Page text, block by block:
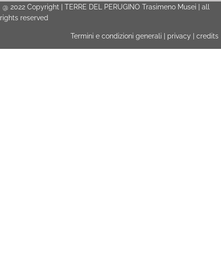
@ 2022 Copyright | TERRE DEL PERUGINO Trasimeno Musei | all
rights reserved
Termini e condizioni generali privacy credits